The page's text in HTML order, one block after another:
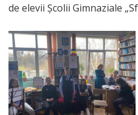
de elevii Școlii Gimnaziale